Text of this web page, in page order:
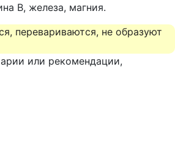
B, железа, магния.
перевариваются, не образуют
или рекомендации,